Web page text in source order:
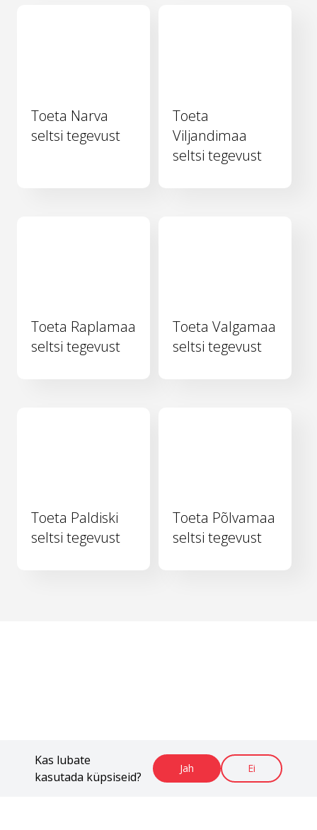
Kas lubate
kasutada küpsiseid?
Jah Ei
Toeta Narva
seltsi tegevust
Toeta
Viljandimaa
seltsi tegevust
Toeta Raplamaa
seltsi tegevust
Toeta Valgamaa
seltsi tegevust
Toeta Paldiski
seltsi tegevust
Toeta Põlvamaa
seltsi tegevust